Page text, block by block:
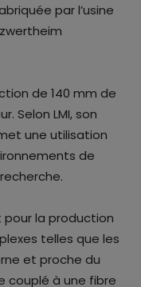
par l’usine
de 140 mm de
Selon LMI, son
une utilisation
de
pour la production
telles que les
et proche du
couplé à une fibre